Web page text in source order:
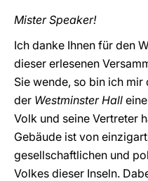
Mister Speaker!
Ich danke Ihnen für den
dieser erlesenen
Sie wende, so bin ich
der Westminster Hall
Volk und seine Vertreter
Gebäude ist von
gesellschaftlichen und
Volkes dieser Inseln.